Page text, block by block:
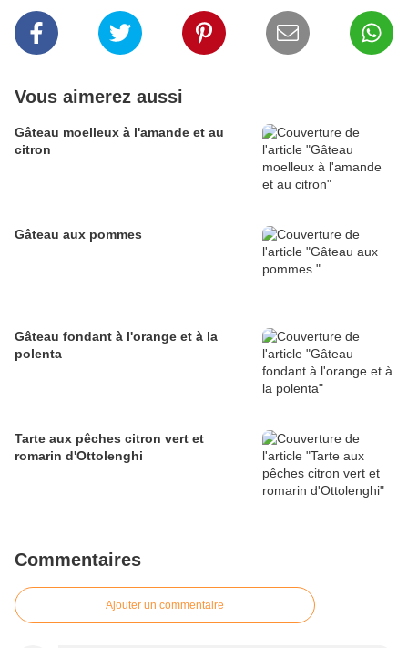
Vous aimerez aussi
Gâteau moelleux à l'amande et au
citron
Gâteau aux pommes
Gâteau fondant à l'orange et à la
polenta
Tarte aux pêches citron vert et
romarin d'Ottolenghi
Commentaires
Ajouter un commentaire